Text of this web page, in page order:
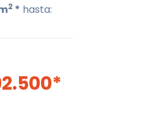
2 * hasta: